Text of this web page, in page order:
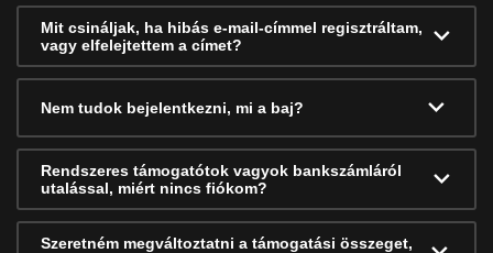
Mit csináljak, ha hibás e-mail-címmel regisztráltam,
vagy elfelejtettem a címet?
Nem tudok bejelentkezni, mi a baj?
Rendszeres támogatótok vagyok bankszámláról
utalással, miért nincs fiókom?
Szeretném megváltoztatni a támogatási összeget,